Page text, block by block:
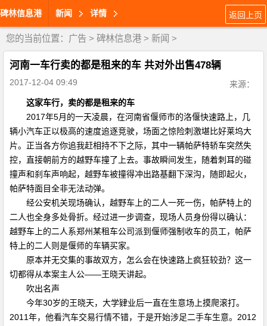
碑林信息港 新闻 详情 返回上页
您的当前位置： 广告 > 碑林信息港 > 新闻 >
河南一车行卖的都是租来的车 共对外出售478辆
2017-12-04 09:49
来源：
这家车行，卖的都是租来的车
2017年5月的一天凌晨，在河南省偃师市的洛偃快速路上，几
辆小汽车正以极高的速度追逐竞驶，场面之惊险刺激堪比好莱坞大
片。正当各方你追我赶相持不下之际，其中一辆帕萨特轿车突然失
控，直接朝前方的越野车撞了上去。事故瞬间发生，随着刺耳的碰
撞声和刹车声响起，越野车被撞得冲出路基翻下深沟，随即起火，
帕萨特面目全非无法动弹。
经公安机关现场确认，越野车上的二人一死一伤，帕萨特上的
二人也全身多处骨折。经过进一步调查，现场人员身份得以确认：
越野车上的二人系郑州某租车公司派到偃师强制收车的员工，帕萨
特上的二人则是偃师的车辆买家。
原本并无交集的事故双方，怎么会在快速路上疯狂较劲？这一
切都得从本案主人公——王晓天讲起。
吹出名声
今年30岁的王晓天，大学肄业后一直在生意场上摸爬滚打。
2011年，他看汽车交易行情不错，于是开始涉足二手车生意。2012